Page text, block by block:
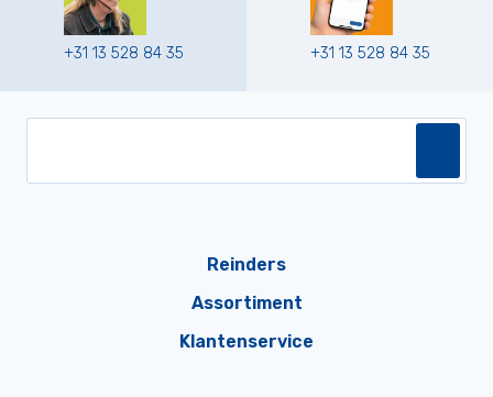
+31 13 528 84 35 +31 13 528 84 35
Reinders
Assortiment
Klantenservice